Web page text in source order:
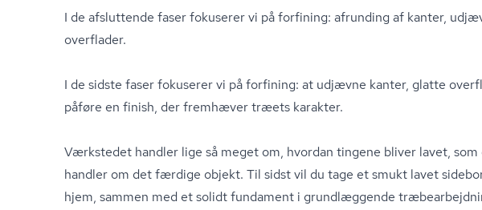
I de afsluttende faser fokuserer vi på forfining: afrunding af kanter,
overflader.
I de sidste faser fokuserer vi på forfining: at udjævne kanter, glatte
påføre en finish, der fremhæver træets karakter.
Værkstedet handler lige så meget om, hvordan tingene bliver lavet, som
handler om det færdige objekt. Til sidst vil du tage et smukt lavet
hjem, sammen med et solidt fundament i grundlæggende